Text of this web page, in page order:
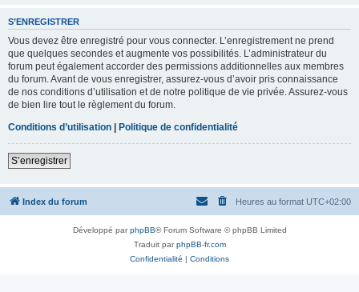
S’ENREGISTRER
Vous devez être enregistré pour vous connecter. L’enregistrement ne prend
que quelques secondes et augmente vos possibilités. L’administrateur du
forum peut également accorder des permissions additionnelles aux membres
du forum. Avant de vous enregistrer, assurez-vous d’avoir pris connaissance
de nos conditions d’utilisation et de notre politique de vie privée. Assurez-vous
de bien lire tout le règlement du forum.
Conditions d’utilisation | Politique de confidentialité
S’enregistrer
Index du forum Heures au format UTC+02:00
Développé parphpBB® Forum Software © phpBB Limited
Traduit parphpBB-fr.com
Confidentialité | Conditions